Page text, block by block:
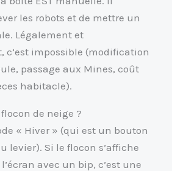
les robots et de mettre un
Légalement et
c’est impossible (modification
passage aux Mines, coût
habitacle).
de neige ?
« Hiver » (qui est un bouton
levier). Si le flocon s’affiche
avec un bip, c’est une